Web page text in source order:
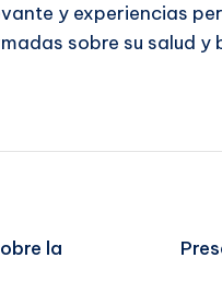
y experiencias
sobre su salud y
la